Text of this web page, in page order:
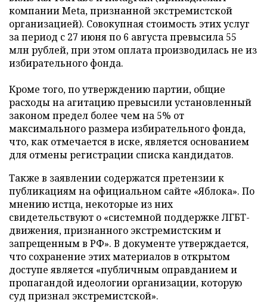
компании Meta, признанной экстремистской
организацией). Совокупная стоимость этих услуг
за период с 27 июня по 6 августа превысила 55
млн рублей, при этом оплата производилась не из
избирательного фонда.
Кроме того, по утверждению партии, общие
расходы на агитацию превысили установленный
законом предел более чем на 5% от
максимального размера избирательного фонда,
что, как отмечается в иске, является основанием
для отмены регистрации списка кандидатов.
Также в заявлении содержатся претензии к
публикациям на официальном сайте «Яблока». По
мнению истца, некоторые из них
свидетельствуют о «системной поддержке ЛГБТ-
движения, признанного экстремистским и
запрещенным в РФ». В документе утверждается,
что сохранение этих материалов в открытом
доступе является «публичным оправданием и
пропагандой идеологии организации, которую
суд признал экстремистской».